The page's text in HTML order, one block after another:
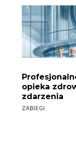
opieka
zdarzenia
ZABIEGI